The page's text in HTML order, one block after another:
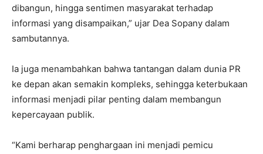
dibangun, hingga sentimen masyarakat terhadap
informasi yang disampaikan,” ujar Dea Sopany dalam
sambutannya.
Ia juga menambahkan bahwa tantangan dalam dunia PR
ke depan akan semakin kompleks, sehingga keterbukaan
informasi menjadi pilar penting dalam membangun
kepercayaan publik.
“Kami berharap penghargaan ini menjadi pemicu